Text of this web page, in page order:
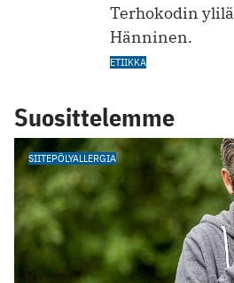
Terhokodin
Hänninen.
ETIIKKA
Suosittelemme
SIITEPÖLYALLERGIA